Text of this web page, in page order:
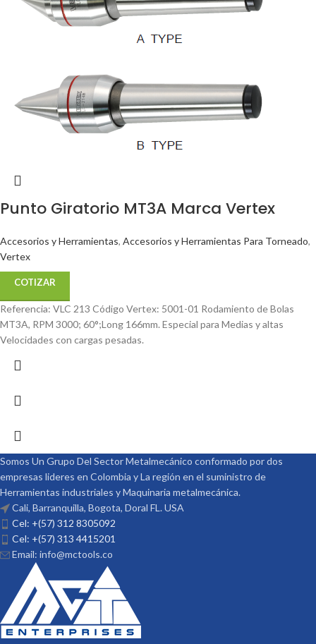
Punto Giratorio MT3A Marca Vertex
Accesorios y Herramientas, Accesorios y Herramientas Para Torneado,
Vertex
COTIZAR
Referencia: VLC 213 Código Vertex: 5001-01 Rodamiento de Bolas
MT3A, RPM 3000; 60°;Long 166mm. Especial para Medias y altas
Velocidades con cargas pesadas.
Somos Un Grupo Del Sector Metalmecánico conformado por dos
empresas lideres en Colombia y La región en el suministro de
Herramientas industriales y Maquinaria metalmecánica.
Cali, Barranquilla, Bogota, Doral FL. USA
Cel: +(57) 312 8305092
Cel: +(57) 313 4415201
Email: info@mctools.co